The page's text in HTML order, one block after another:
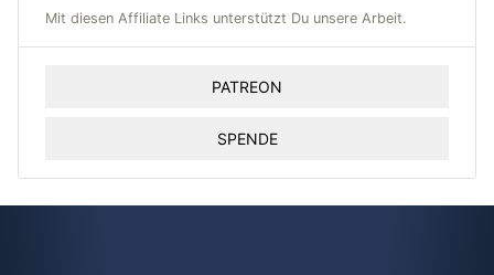
Mit diesen Affiliate Links unterstützt Du unsere Arbeit.
PATREON
SPENDE